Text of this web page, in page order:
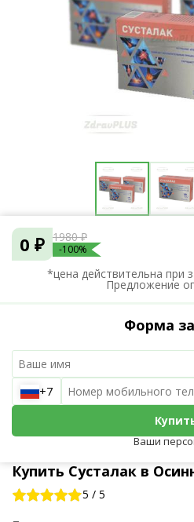
Купить Сусталак в
5 / 5
0 ₽ 1980 ₽
-100%
*цена действительна при
Предложение
Форма
+7
Ваши